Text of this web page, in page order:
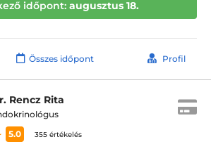
időpont: augusztus 18.
Összes időpont Profil
Rencz Rita
5.0
355 értékelés